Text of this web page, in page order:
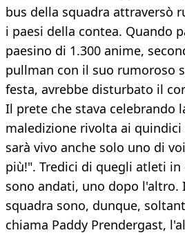
bus della squadra attraversò
i paesi della contea. Quando
paesino di 1.300 anime,
pullman con il suo rumoroso
festa, avrebbe disturbato il
Il prete che stava celebrando
maledizione rivolta ai
sarà vivo anche solo uno di
più!". Tredici di quegli atleti in
sono andati, uno dopo
squadra sono, dunque,
chiama Paddy Prendergast,